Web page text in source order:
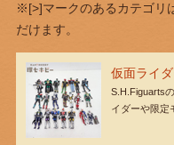
※[>]マークのあるカテゴリ
だけます。
仮面ライ
S.H.Figuarts
イダーや限定